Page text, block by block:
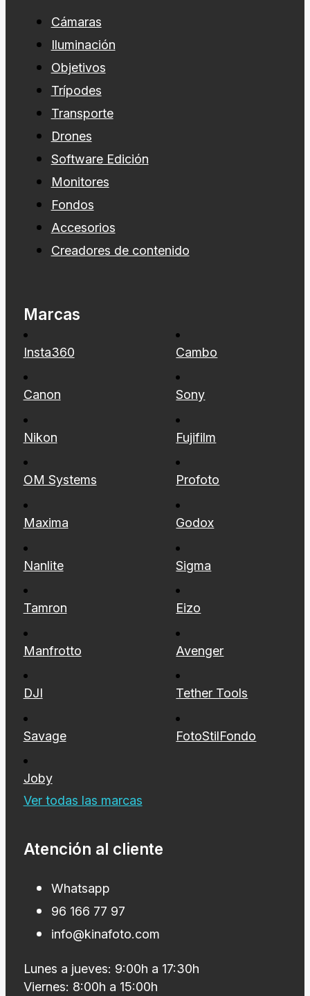
Cámaras
Iluminación
Objetivos
Trípodes
Transporte
Drones
Software Edición
Monitores
Fondos
Accesorios
Creadores de contenido
Marcas
Insta360 Cambo
Canon Sony
Nikon Fujifilm
OM Systems Profoto
Maxima Godox
Nanlite Sigma
Tamron Eizo
Manfrotto Avenger
DJI Tether Tools
Savage FotoStilFondo
Joby
Ver todas las marcas
Atención al cliente
Whatsapp
96 166 77 97
info@kinafoto.com
Lunes a jueves: 9:00h a 17:30h
Viernes: 8:00h a 15:00h